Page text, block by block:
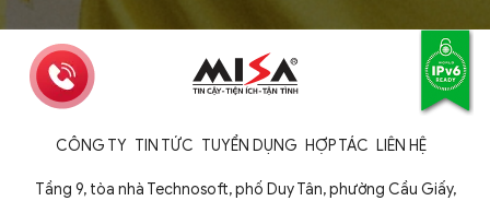
Cuộc thi hướng tới mục tiêu lan tỏa […]
CÔNG TY TIN TỨC TUYỂN DỤNG HỢP TÁC LIÊN HỆ
Tầng 9, tòa nhà Technosoft, phố Duy Tân, phường Cầu Giấy,